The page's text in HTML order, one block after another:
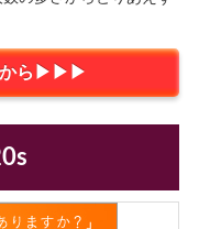
から▶▶▶